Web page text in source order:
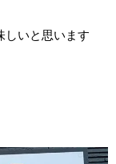
しいと思います